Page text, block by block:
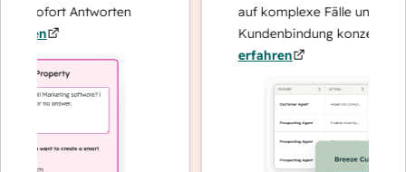
Antworten
auf komplexe Fälle und den
Kundenbindung konzentrieren
erfahren